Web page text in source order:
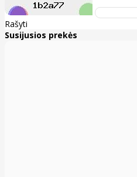
Rašyti
Susijusios prekės